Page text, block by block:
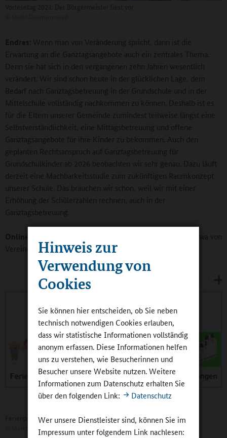
Hinweis zur
Verwendung von
Cookies
Sie können hier entscheiden, ob Sie neben
technisch notwendigen Cookies erlauben,
dass wir statistische Informationen vollständig
anonym erfassen. Diese Informationen helfen
uns zu verstehen, wie Besucherinnen und
Besucher unsere Website nutzen. Weitere
Informationen zum Datenschutz erhalten Sie
über den folgenden Link:
Datenschutz
Wer unsere Dienstleister sind, können Sie im
Impressum unter folgendem Link nachlesen:
Endres: Wenn man von Veränderung spricht, dann ist die
Erwartung an die Ganztagsangebote auch ein zentrales Thema.
Denn sie hat sich in den vergangenen zehn Jahren wesentlich
verändert. Wir sind schon heute in der glücklichen Lage, dem
Bedarf nach Ganztagsbetreuung in der Grundschule und in der
Mittelschule vollständig nachkommen zu können. Deshalb ist es
für die Eltern unserer Gemeinde zumindest teilweise längst eine
Selbstverständlichkeit, eine Mittagsbetreuung und offene
Ganztagsangebote für ihre Kinder zu bekommen. Auch den
geplanten Rechtsanspruch auf Ganztagsbetreuung für
Grundschulkinder ab 2026 beobachten wir sehr genau. Dazu läuft
derzeit eine Machbarkeitsstudie zum zukünftigen Raumkonzept
unserer Schule. Das brauchen wir schon, weil wir mit einer
Erhöhung der Schülerzahlen rechnen, auch in der
Ganztagsbetreuung.
Online-Redaktion:
Welche Rolle spielt die Kooperation, etwa von
Vereinen mit der Schule?
Ferienprogramm für fast 800 Kinder und Jugendliche
Markt Dietmannsried